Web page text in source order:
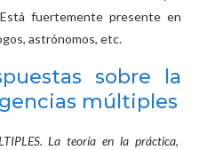
fuertemente presente en
astrónomos, etc.
sobre la
múltiples
La teoría en la práctica,